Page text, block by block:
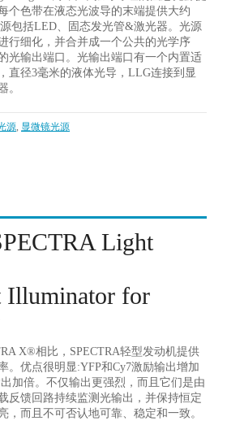
个色带在液态光波导的末端提供大约
包括LED、固态发光管&激光器。光源
行细化，并合并成一个公共的光学序
光输出端口。光输出端口有一个内置适
直径3毫米的液体光导，LLG连接到显
。
源, 显微镜光源
Light
Illuminator for
X®相比，SPECTRA轻型发动机提供
。优点很明显:YFP和Cy7激励输出增加
加倍。不仅输出更强烈，而且它们是由
反馈回路持续监测光输出，并保持恒定
，而且不可否认地可靠、稳定和一致。